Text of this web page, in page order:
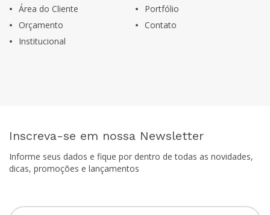
Área do Cliente
Portfólio
Orçamento
Contato
Institucional
Inscreva-se em nossa Newsletter
Informe seus dados e fique por dentro de todas as novidades,
dicas, promoções e lançamentos